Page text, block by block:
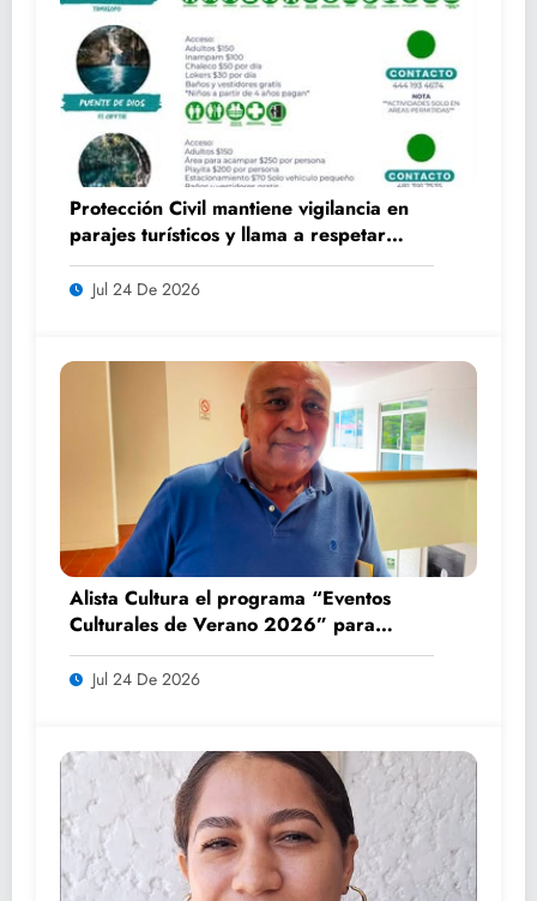
Protección Civil mantiene vigilancia en
parajes turísticos y llama a respetar
medidas de seguridad
Jul 24 De 2026
Alista Cultura el programa “Eventos
Culturales de Verano 2026” para
impulsar el turismo y la convivencia
familiar
Jul 24 De 2026